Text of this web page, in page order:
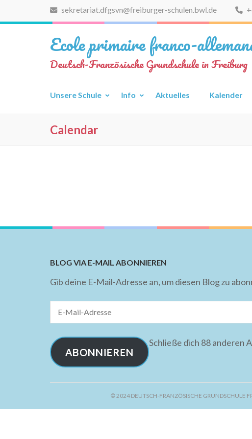
(Eingabetaste
sekretariat.dfgsvn@freiburger-schulen.bwl.de
Ecole primaire franco-
Deutsch-Französische Grundschule in Freiburg
Unsere Schule Info Aktuelles Kalender
Calendar
BLOG VIA E-MAIL ABONNIEREN
Gib deine E-Mail-Adresse an, um diesen Blog zu
Mail-
ABONNIEREN
Schließe dich 88 anderen
© 2024 DEUTSCH-FRANZÖSISCHE GRUNDSCHULE